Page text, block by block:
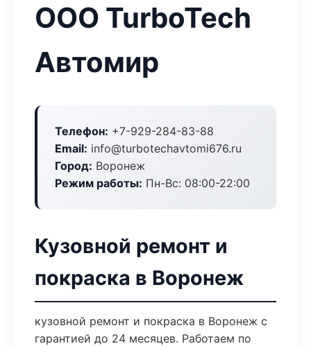
ООО TurboTech
Автомир
Телефон: +7-929-284-83-88
Email: info@turbotechavtomi676.ru
Город: Воронеж
Режим работы: Пн-Вс: 08:00-22:00
Кузовной ремонт и
покраска в Воронеж
кузовной ремонт и покраска в Воронеж с
гарантией до 24 месяцев. Работаем по